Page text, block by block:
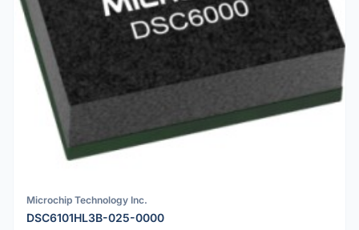
Microchip Technology Inc.
DSC6101HL3B-025-0000